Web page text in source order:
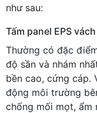
như sau:
Tấm panel EPS
Thường có đặc
độ sần và nhám
bền cao, cứng cáp.
động môi trường
chống mối mọt, ẩm